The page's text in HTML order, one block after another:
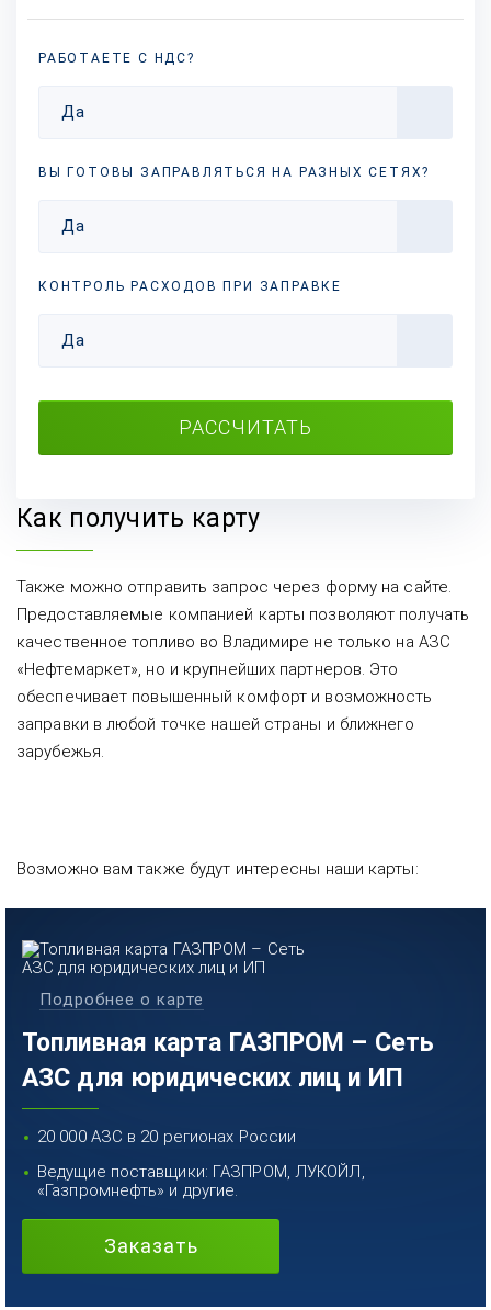
РАБОТАЕТЕ С НДС?
Да
ВЫ ГОТОВЫ ЗАПРАВЛЯТЬСЯ НА РАЗНЫХСЕТЯХ?
Да
КОНТРОЛЬ РАСХОДОВ ПРИ ЗАПРАВКЕ
Да
РАССЧИТАТЬ
Как получить карту
Также можно отправить запрос через форму на сайте.
Предоставляемые компанией карты позволяют получать
качественное топливо во Владимире не только на АЗС
«Нефтемаркет», но и крупнейших партнеров. Это
обеспечивает повышенный комфорт и возможность
заправки в любой точке нашей страны и ближнего
зарубежья.
Возможно вам также будут интересны наши карты:
Топливная карта ГАЗПРОМ – Сеть
АЗС для юридических лиц и ИП
20 000 АЗС в 20 регионах России
Ведущие поставщики: ГАЗПРОМ, ЛУКОЙЛ,
«Газпромнефть» и другие.
Заказать
Подробнее о карте